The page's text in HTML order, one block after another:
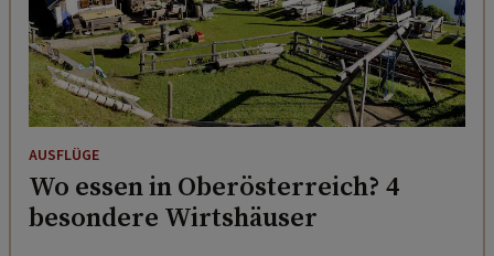
AUSFLÜGE
Wo essen in Oberösterreich? 4
besondere Wirtshäuser